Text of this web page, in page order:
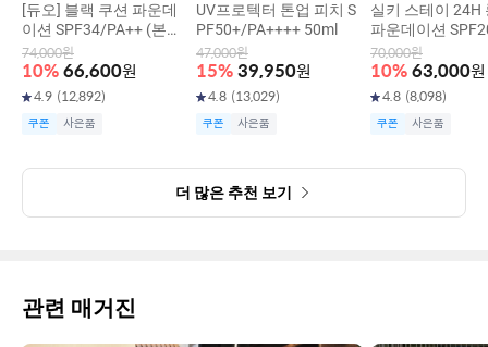
[듀오] 블랙 쿠션 파운데
이션 SPF34/PA++ (본품
15g+리필15g)
74,000원
10% 66,600원
4.9 (12,892)
쿠폰 사은품
UV프로텍터 톤업 피치 S
PF50+/PA++++ 50ml
47,000원
15% 39,950원
4.8 (13,029)
쿠폰 사은품
실키 스테이 24H
파운데이션
+ 30g
70,000원
10% 63,000원
4.8 (8,098)
쿠폰 사은품
더 많은 추천 보기
관련 매거진